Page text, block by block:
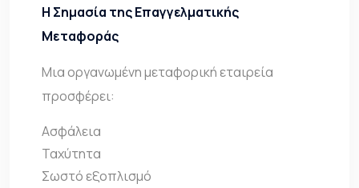
Η Σημασία της Επαγγελματικής
Μεταφοράς
Μια οργανωμένη μεταφορική εταιρεία
προσφέρει:
Ασφάλεια
Ταχύτητα
Σωστό εξοπλισμό